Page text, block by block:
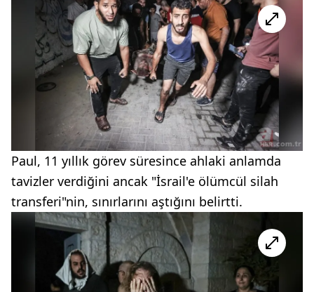
Paul, 11 yıllık görev süresince ahlaki anlamda
tavizler verdiğini ancak "İsrail'e ölümcül silah
transferi"nin, sınırlarını aştığını belirtti.